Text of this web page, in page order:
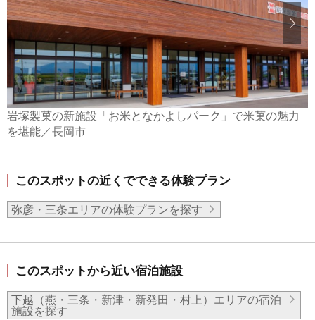
岩塚製菓の新施設「お米となかよしパーク」で米菓の魅力
を堪能／長岡市
このスポットの近くでできる体験プラン
弥彦・三条エリアの体験プランを探す
このスポットから近い宿泊施設
下越（燕・三条・新津・新発田・村上）エリアの宿泊
施設を探す